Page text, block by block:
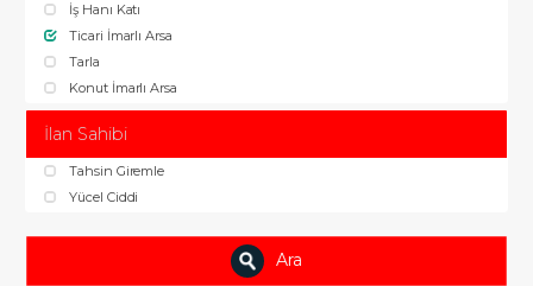
İş Hanı Katı
Ticari İmarlı Arsa
Tarla
Konut İmarlı Arsa
İlan Sahibi
Tahsin Giremle
Yücel Ciddi
Ara